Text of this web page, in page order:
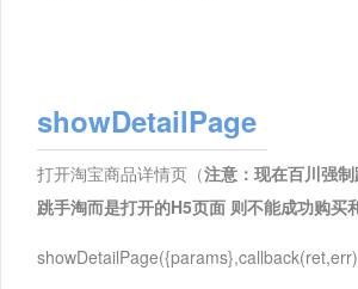
showDetailPage
打开淘宝商品详情页（注意：现在百川强
跳手淘而是打开的H5页面 则不能成功购买